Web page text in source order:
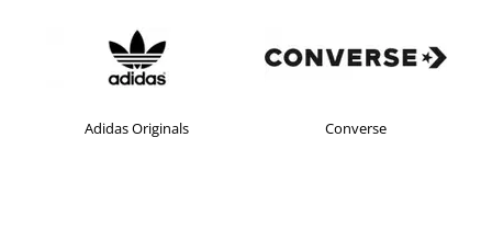
Adidas Originals Converse